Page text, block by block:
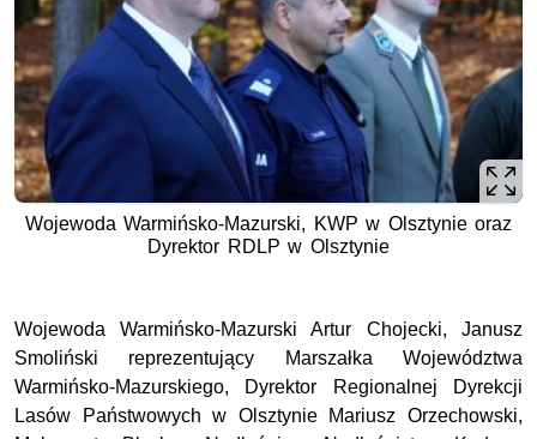
Wojewoda Warmińsko-Mazurski, KWP w Olsztynie oraz
Dyrektor RDLP w Olsztynie
Wojewoda Warmińsko-Mazurski Artur Chojecki, Janusz
Smoliński reprezentujący Marszałka Województwa
Warmińsko-Mazurskiego, Dyrektor Regionalnej Dyrekcji
Lasów Państwowych w Olsztynie Mariusz Orzechowski,